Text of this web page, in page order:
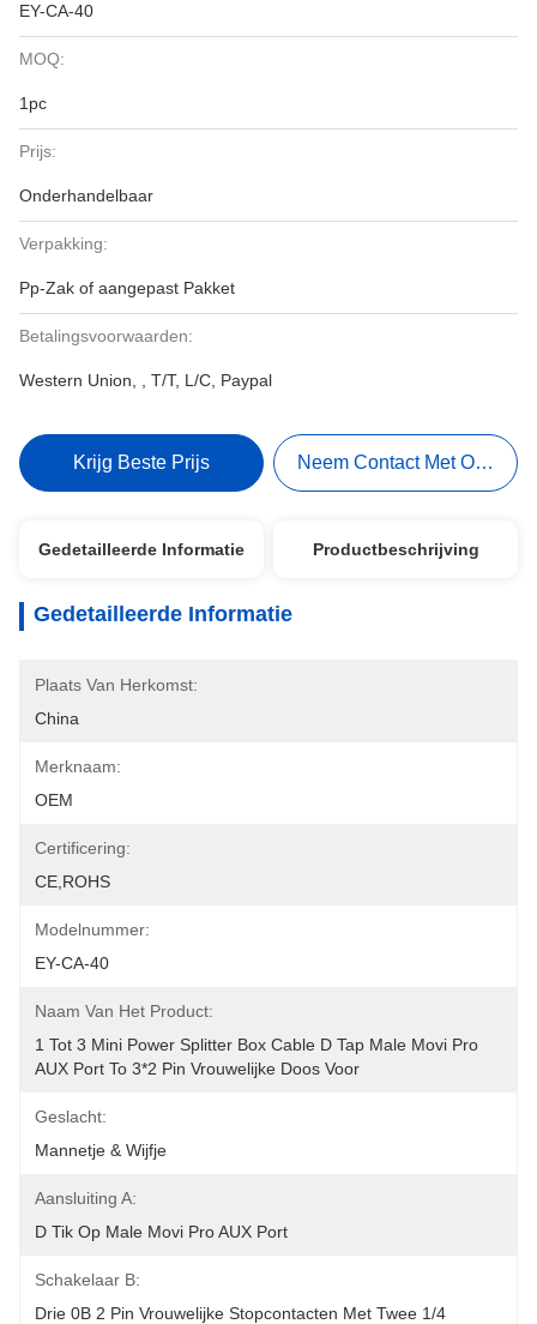
EY-CA-40
MOQ:
1pc
Prijs:
Onderhandelbaar
Verpakking:
Pp-Zak of aangepast Pakket
Betalingsvoorwaarden:
Western Union, , T/T, L/C, Paypal
Krijg Beste Prijs Neem Contact Met Ons Op
Gedetailleerde Informatie Productbeschrijving
Gedetailleerde Informatie
Plaats Van Herkomst:
China
Merknaam:
OEM
Certificering:
CE,ROHS
Modelnummer:
EY-CA-40
Naam Van Het Product:
1 Tot 3 Mini Power Splitter Box Cable D Tap Male Movi Pro
AUX Port To 3*2 Pin Vrouwelijke Doos Voor
Geslacht:
Mannetje & Wijfje
Aansluiting A:
D Tik Op Male Movi Pro AUX Port
Schakelaar B:
Drie 0B 2 Pin Vrouwelijke Stopcontacten Met Twee 1/4